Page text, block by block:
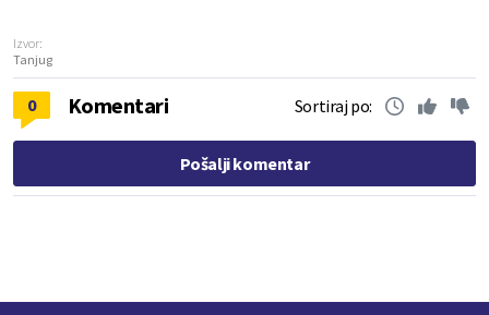
Izvor:
Tanjug
0 Komentari Sortiraj po:
Pošalji komentar